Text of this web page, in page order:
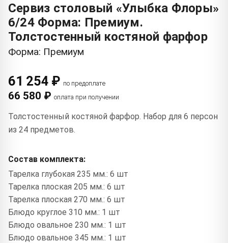
Сервиз столовый «Улыбка Флоры»
6/24 Форма: Премиум.
Толстостенный костяной фарфор
Форма: Премиум
61 254 ₽ по предоплате
66 580 ₽ оплата при получении
Толстостенный костяной фарфор. Набор для 6 персон
из 24 предметов.
Состав комплекта:
Тарелка глубокая 235 мм.: 6 шт
Тарелка плоская 205 мм.: 6 шт
Тарелка плоская 270 мм.: 6 шт
Блюдо круглое 310 мм.: 1 шт
Блюдо овальное 230 мм.: 1 шт
Блюдо овальное 345 мм.: 1 шт